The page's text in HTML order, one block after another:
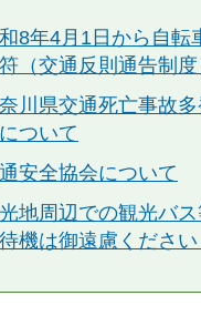
8年4月1日から自転
（交通反則通告制度
川県交通死亡事故
ついて
安全協会について
地周辺での観光バ
機は御遠慮ください